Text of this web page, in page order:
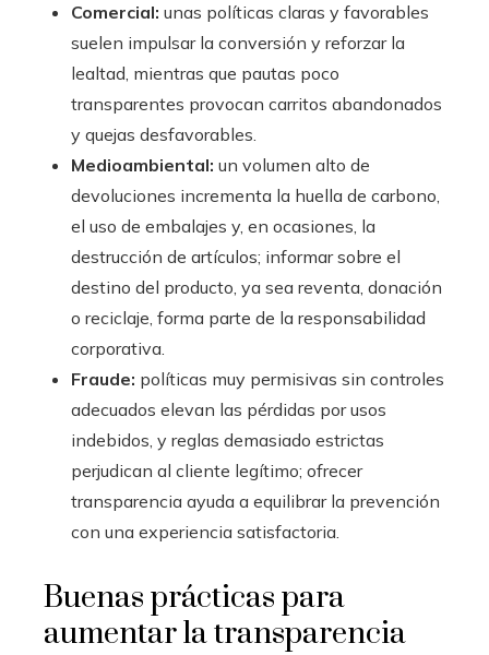
Comercial: unas políticas claras y favorables
suelen impulsar la conversión y reforzar la
lealtad, mientras que pautas poco
transparentes provocan carritos abandonados
y quejas desfavorables.
Medioambiental: un volumen alto de
devoluciones incrementa la huella de carbono,
el uso de embalajes y, en ocasiones, la
destrucción de artículos; informar sobre el
destino del producto, ya sea reventa, donación
o reciclaje, forma parte de la responsabilidad
corporativa.
Fraude: políticas muy permisivas sin controles
adecuados elevan las pérdidas por usos
indebidos, y reglas demasiado estrictas
perjudican al cliente legítimo; ofrecer
transparencia ayuda a equilibrar la prevención
con una experiencia satisfactoria.
Buenas prácticas para
aumentar la transparencia